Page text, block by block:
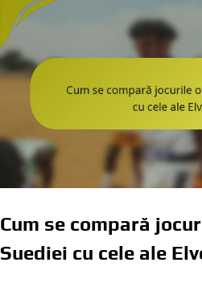
Cum se compară
Suediei cu cele ale